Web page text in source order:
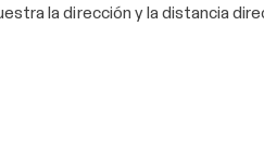
la dirección y la distancia